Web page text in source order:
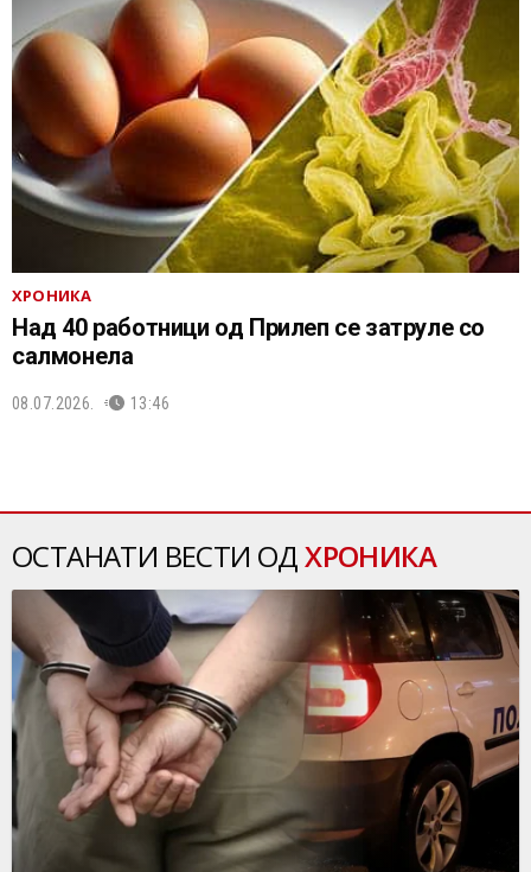
ХРОНИКА
Над 40 работници од Прилеп се затруле со
салмонела
08.07.2026. 13:46
ОСТАНАТИ ВЕСТИ ОДХРОНИКА